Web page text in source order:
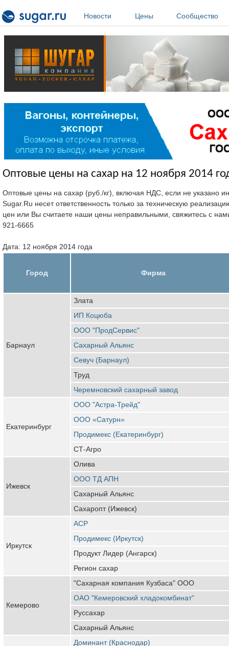
Новости
Цены Сообщество
Оптовые цены на сахар на 12 ноября 2014
Оптовые цены на сахар (руб./кг), включая НДС, если не указано
Sugar.Ru несет ответственность только за техническую
цен или Вы считаете наши цены неправильными, свяжитесь с
921-6665
Дата: 12 ноября 2014 года
Город Фирма
Барнаул
Злата
ИП Коцюба
ООО "ПродСервис"
Сахарный Альянс
Севуч (Барнаул)
Труд
Черемновский сахарный завод
Екатеринбург
ООО "Астра-Трейд"
ООО «Сатурн»
Продимекс (Екатеринбург)
СТ-Агро
Ижевск
Олива
ООО ТД АПН
Сахарный Альянс
Сахаропт (Ижевск)
Иркутск
АСР
Продимекс (Иркутск)
Продукт Лидер (Ангарск)
Регион сахар
Кемерово
"Сахарная компания Кузбаса" ООО
ОАО "Кемеровский хладокомбинат"
Руссахар
Сахарный Альянс
Доминант (Краснодар)